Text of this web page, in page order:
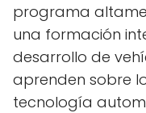
programa
una formación
desarrollo de
aprenden sobre
tecnología